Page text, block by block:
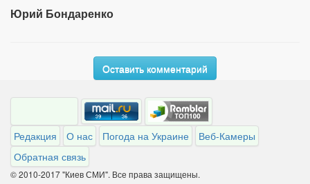
Юрий Бондаренко
Оставить комментарий
Редакция О нас Погода на Украине
Веб-Камеры
Обратная связь
© 2010-2017 "Киев СМИ". Все права защищены.